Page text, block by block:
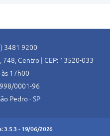
3481 9200
Centro | CEP: 13520-033
17h00
0001-96
Pedro - SP
3.5.3 - 19/06/2026